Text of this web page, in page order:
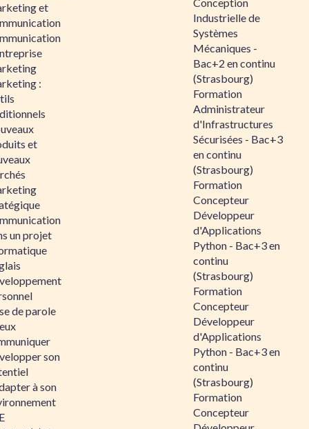
et
:
et
un projet
de parole
son
à son
Industrielle de
Systèmes
Mécaniques -
Bac+2 en continu
(Strasbourg)
Formation
Administrateur
d'Infrastructures
Sécurisées - Bac+3
en continu
(Strasbourg)
Formation
Concepteur
Développeur
d'Applications
Python - Bac+3 en
continu
(Strasbourg)
Formation
Concepteur
Développeur
d'Applications
Python - Bac+3 en
continu
(Strasbourg)
Formation
Concepteur